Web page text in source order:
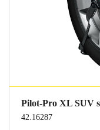
Pilot-Pro XL SUV
42.16287